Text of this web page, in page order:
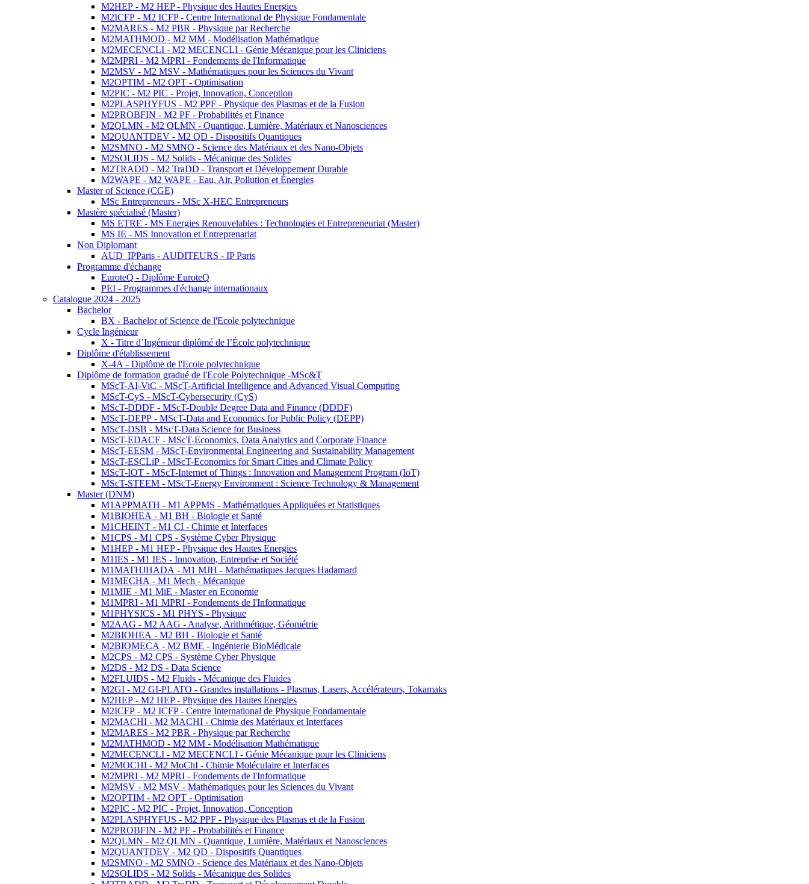
M2HEP - M2 HEP - Physique des Hautes Energies
M2ICFP - M2 ICFP - Centre International de Physique Fondamentale
M2MARES - M2 PBR - Physique par Recherche
M2MATHMOD - M2 MM - Modélisation Mathématique
M2MECENCLI - M2 MECENCLI - Génie Mécanique pour les Cliniciens
M2MPRI - M2 MPRI - Fondements de l'Informatique
M2MSV - M2 MSV - Mathématiques pour les Sciences du Vivant
M2OPTIM - M2 OPT - Optimisation
M2PIC - M2 PIC - Projet, Innovation, Conception
M2PLASPHYFUS - M2 PPF - Physique des Plasmas et de la Fusion
M2PROBFIN - M2 PF - Probabilités et Finance
M2QLMN - M2 QLMN - Quantique, Lumière, Matériaux et Nanosciences
M2QUANTDEV - M2 QD - Dispositifs Quantiques
M2SMNO - M2 SMNO - Science des Matériaux et des Nano-Objets
M2SOLIDS - M2 Solids - Mécanique des Solides
M2TRADD - M2 TraDD - Transport et Développement Durable
M2WAPE - M2 WAPE - Eau, Air, Pollution et Énergies
Master of Science (CGE)
MSc Entrepreneurs - MSc X-HEC Entrepreneurs
Mastère spécialisé (Master)
MS ETRE - MS Energies Renouvelables : Technologies et Entrepreneuriat (Master)
MS IE - MS Innovation et Entreprenariat
Non Diplomant
AUD_IPParis - AUDITEURS - IP Paris
Programme d'échange
EuroteQ - Diplôme EuroteQ
PEI - Programmes d'échange internationaux
Catalogue 2024 - 2025
Bachelor
BX - Bachelor of Science de l'Ecole polytechnique
Cycle Ingénieur
X - Titre d’Ingénieur diplômé de l’École polytechnique
Diplôme d'établissement
X-4A - Diplôme de l'Ecole polytechnique
Diplôme de formation gradué de l'Ecole Polytechnique -MSc&T
MScT-AI-ViC - MScT-Artificial Intelligence and Advanced Visual Computing
MScT-CyS - MScT-Cybersecurity (CyS)
MScT-DDDF - MScT-Double Degree Data and Finance (DDDF)
MScT-DEPP - MScT-Data and Economics for Public Policy (DEPP)
MScT-DSB - MScT-Data Science for Business
MScT-EDACF - MScT-Economics, Data Analytics and Corporate Finance
MScT-EESM - MScT-Environmental Engineering and Sustainability Management
MScT-ESCLiP - MScT-Economics for Smart Cities and Climate Policy
MScT-IOT - MScT-Internet of Things : Innovation and Management Program (IoT)
MScT-STEEM - MScT-Energy Environment : Science Technology & Management
Master (DNM)
M1APPMATH - M1 APPMS - Mathématiques Appliquées et Statistiques
M1BIOHEA - M1 BH - Biologie et Santé
M1CHEINT - M1 CI - Chimie et Interfaces
M1CPS - M1 CPS - Système Cyber Physique
M1HEP - M1 HEP - Physique des Hautes Energies
M1IES - M1 IES - Innovation, Entreprise et Société
M1MATHJHADA - M1 MJH - Mathématiques Jacques Hadamard
M1MECHA - M1 Mech - Mécanique
M1MIE - M1 MiE - Master en Economie
M1MPRI - M1 MPRI - Fondements de l'Informatique
M1PHYSICS - M1 PHYS - Physique
M2AAG - M2 AAG - Analyse, Arithmétique, Géométrie
M2BIOHEA - M2 BH - Biologie et Santé
M2BIOMECA - M2 BME - Ingénierie BioMédicale
M2CPS - M2 CPS - Système Cyber Physique
M2DS - M2 DS - Data Science
M2FLUIDS - M2 Fluids - Mécanique des Fluides
M2GI - M2 GI-PLATO - Grandes installations - Plasmas, Lasers, Accélérateurs, Tokamaks
M2HEP - M2 HEP - Physique des Hautes Energies
M2ICFP - M2 ICFP - Centre International de Physique Fondamentale
M2MACHI - M2 MACHI - Chimie des Matériaux et Interfaces
M2MARES - M2 PBR - Physique par Recherche
M2MATHMOD - M2 MM - Modélisation Mathématique
M2MECENCLI - M2 MECENCLI - Génie Mécanique pour les Cliniciens
M2MOCHI - M2 MoChI - Chimie Moléculaire et Interfaces
M2MPRI - M2 MPRI - Fondements de l'Informatique
M2MSV - M2 MSV - Mathématiques pour les Sciences du Vivant
M2OPTIM - M2 OPT - Optimisation
M2PIC - M2 PIC - Projet, Innovation, Conception
M2PLASPHYFUS - M2 PPF - Physique des Plasmas et de la Fusion
M2PROBFIN - M2 PF - Probabilités et Finance
M2QLMN - M2 QLMN - Quantique, Lumière, Matériaux et Nanosciences
M2QUANTDEV - M2 QD - Dispositifs Quantiques
M2SMNO - M2 SMNO - Science des Matériaux et des Nano-Objets
M2SOLIDS - M2 Solids - Mécanique des Solides